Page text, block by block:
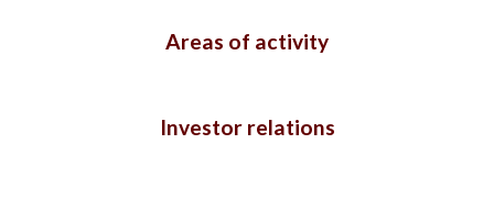
Areas of activity
Investor relations